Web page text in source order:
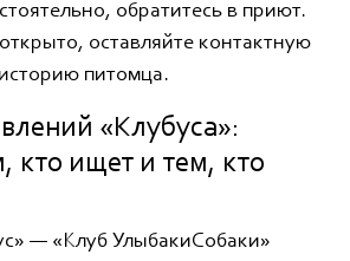
обратитесь в приют.
оставляйте контактную
питомца.
«Клубуса»:
кто ищет и тем, кто
— «Клуб УлыбакиСобаки»